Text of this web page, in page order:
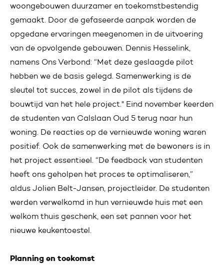
woongebouwen duurzamer en toekomstbestendig
gemaakt. Door de gefaseerde aanpak worden de
opgedane ervaringen meegenomen in de uitvoering
van de opvolgende gebouwen. Dennis Hesselink,
namens Ons Verbond: “Met deze geslaagde pilot
hebben we de basis gelegd. Samenwerking is de
sleutel tot succes, zowel in de pilot als tijdens de
bouwtijd van het hele project." Eind november keerden
de studenten van Calslaan Oud 5 terug naar hun
woning. De reacties op de vernieuwde woning waren
positief. Ook de samenwerking met de bewoners is in
het project essentieel. “De feedback van studenten
heeft ons geholpen het proces te optimaliseren,”
aldus Jolien Belt-Jansen, projectleider. De studenten
werden verwelkomd in hun vernieuwde huis met een
welkom thuis geschenk, een set pannen voor het
nieuwe keukentoestel.
Planning en toekomst